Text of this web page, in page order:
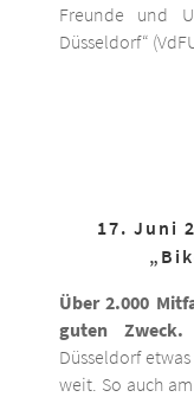
Freunde und
Düsseldorf“
17. Juni
Über 2.000
guten Zweck.
Düsseldorf
weit. So auch